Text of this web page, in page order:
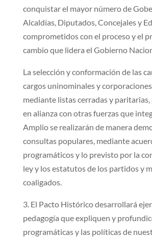
conquistar el mayor número de
Alcaldías, Diputados, Concejales y
comprometidos con el proceso y el
cambio que lidera el Gobierno
La selección y conformación de las
cargos uninominales y
mediante listas cerradas y
en alianza con otras fuerzas que
Amplio se realizarán de manera
consultas populares, mediante
programáticos y lo previsto por la
ley y los estatutos de los partidos y
coaligados.
3. El Pacto Histórico desarrollará
pedagogía que expliquen y
programáticas y las políticas de